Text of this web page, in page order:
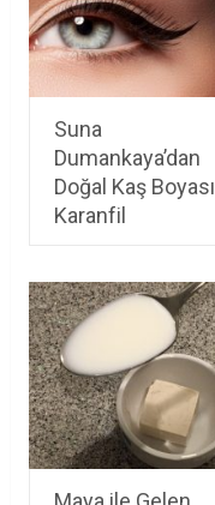
Suna
Dumankaya’dan
Doğal Kaş Boyası
Karanfil